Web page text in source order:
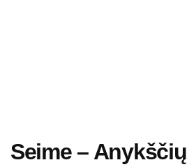
Seime – Anykščių